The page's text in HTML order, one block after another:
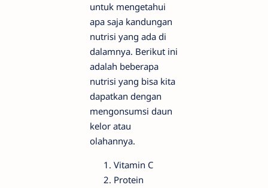
untuk mengetahui
apa saja kandungan
nutrisi yang ada di
dalamnya. Berikut ini
adalah beberapa
nutrisi yang bisa kita
dapatkan dengan
mengonsumsi daun
kelor atau
olahannya.
Vitamin C
Protein